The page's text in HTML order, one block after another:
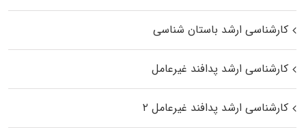
کارشناسی ارشد باستان شناسی
کارشناسی ارشد پدافند غیرعامل
کارشناسی ارشد پدافند غیرعامل ۲